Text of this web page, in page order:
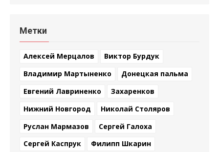
Метки
Алексей Мерцалов
Виктор Бурдук
Владимир Мартыненко
Донецкая пальма
Евгений Лавриненко
Захаренков
Нижний Новгород
Николай Столяров
Руслан Мармазов
Сергей Галоха
Сергей Каспрук
Филипп Шкарин